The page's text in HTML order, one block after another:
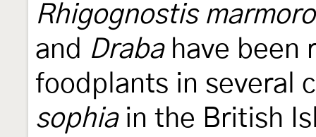
Rhigognostis
and Drabahave been
foodplants in several
sophiain the British